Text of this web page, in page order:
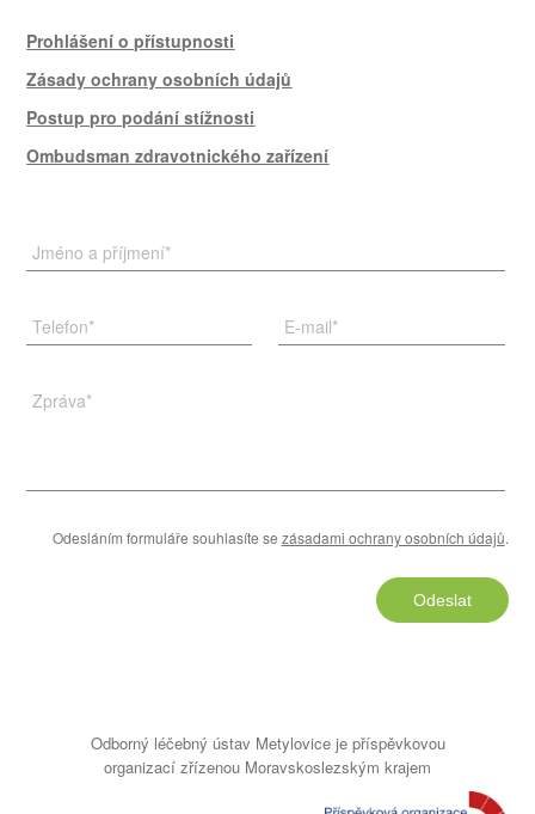
Prohlášení o přístupnosti
Zásady ochrany osobních údajů
Postup pro podání stížnosti
Ombudsman zdravotnického zařízení
Jméno a příjmení*
Telefon* E-mail*
Zpráva*
Odesláním formuláře souhlasíte se zásadami ochrany osobních údajů.
Odeslat
Odborný léčebný ústav Metylovice je příspěvkovou
organizací zřízenou Moravskoslezským krajem